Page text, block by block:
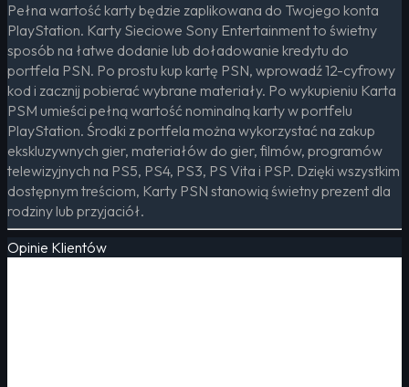
Pełna wartość karty będzie zaplikowana do Twojego konta
PlayStation. Karty Sieciowe Sony Entertainment to świetny
sposób na łatwe dodanie lub doładowanie kredytu do
portfela PSN. Po prostu kup kartę PSN, wprowadź 12-cyfrowy
kod i zacznij pobierać wybrane materiały. Po wykupieniu Karta
PSM umieści pełną wartość nominalną karty w portfelu
PlayStation. Środki z portfela można wykorzystać na zakup
ekskluzywnych gier, materiałów do gier, filmów, programów
telewizyjnych na PS5, PS4, PS3, PS Vita i PSP. Dzięki wszystkim
dostępnym treściom, Karty PSN stanowią świetny prezent dla
rodziny lub przyjaciół.
Opinie Klientów